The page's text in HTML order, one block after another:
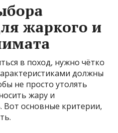
жаркого и
в поход, нужно чётко
должны
не просто утолять
жару и
Вот основные критерии,